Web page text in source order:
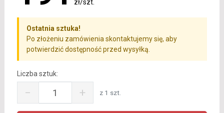
zł/szt.
Ostatnia sztuka!
Po złożeniu zamówienia skontaktujemy się, aby
potwierdzić dostępność przed wysyłką.
Liczba sztuk:
− + z 1 szt.